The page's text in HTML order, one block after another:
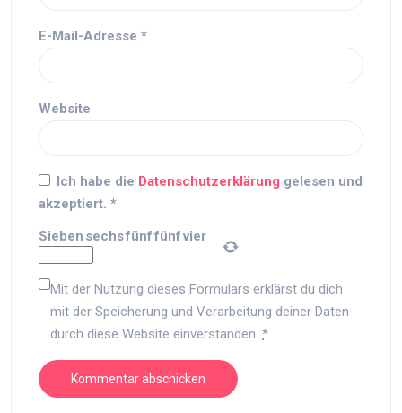
E-Mail-Adresse *
Website
Ich habe die Datenschutzerklärung gelesen und
akzeptiert. *
Sieben sechsfünffünfvier
Mit der Nutzung dieses Formulars erklärst du dich
mit der Speicherung und Verarbeitung deiner Daten
durch diese Website einverstanden. *